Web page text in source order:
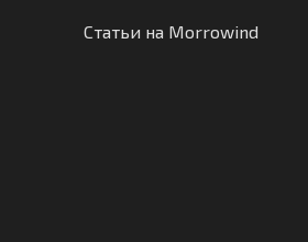
Статьи на Morrowind